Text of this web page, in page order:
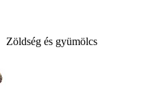
Zöldség és gyümölcs